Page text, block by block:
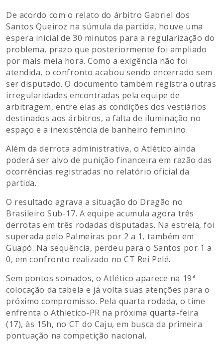
De acordo com o relato do árbitro Gabriel dos
Santos Queiroz na súmula da partida, houve uma
espera inicial de 30 minutos para a regularização do
problema, prazo que posteriormente foi ampliado
por mais meia hora. Como a exigência não foi
atendida, o confronto acabou sendo encerrado sem
ser disputado. O documento também registra outras
irregularidades encontradas pela equipe de
arbitragem, entre elas as condições dos vestiários
destinados aos árbitros, a falta de iluminação no
espaço e a inexistência de banheiro feminino.
Além da derrota administrativa, o Atlético ainda
poderá ser alvo de punição financeira em razão das
ocorrências registradas no relatório oficial da
partida.
O resultado agrava a situação do Dragão no
Brasileiro Sub-17. A equipe acumula agora três
derrotas em três rodadas disputadas. Na estreia, foi
superada pelo Palmeiras por 2 a 1, também em
Guapó. Na sequência, perdeu para o Santos por 1 a
0, em confronto realizado no CT Rei Pelé.
Sem pontos somados, o Atlético aparece na 19ª
colocação da tabela e já volta suas atenções para o
próximo compromisso. Pela quarta rodada, o time
enfrenta o Athletico-PR na próxima quarta-feira
(17), às 15h, no CT do Caju, em busca da primeira
pontuação na competição nacional.